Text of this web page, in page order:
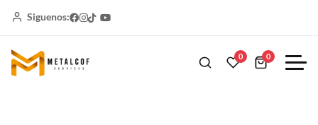
Siguenos:
0 0